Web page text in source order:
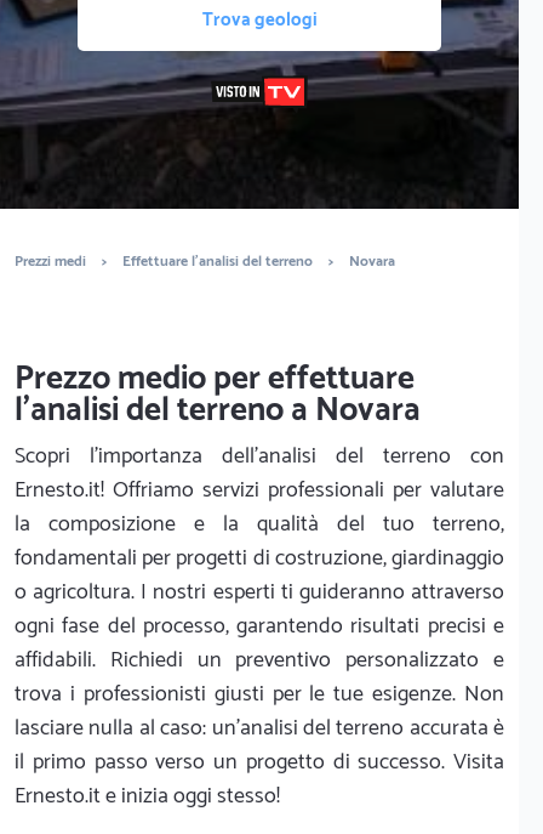
Trova geologi
Prezzi medi > Effettuare l'analisi del terreno > Novara
Prezzo medio per effettuare
l'analisi del terreno a Novara
Scopri l'importanza dell'analisi del terreno con
Ernesto.it! Offriamo servizi professionali per valutare
la composizione e la qualità del tuo terreno,
fondamentali per progetti di costruzione, giardinaggio
o agricoltura. I nostri esperti ti guideranno attraverso
ogni fase del processo, garantendo risultati precisi e
affidabili. Richiedi un preventivo personalizzato e
trova i professionisti giusti per le tue esigenze. Non
lasciare nulla al caso: un'analisi del terreno accurata è
il primo passo verso un progetto di successo. Visita
Ernesto.it e inizia oggi stesso!